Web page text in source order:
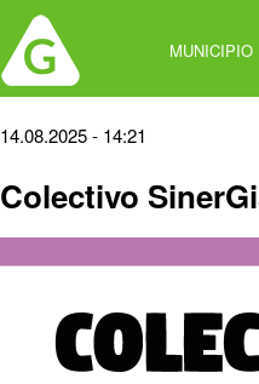
MUNICIPIO
Back
top
14.08.2025 - 14:21
Colectivo